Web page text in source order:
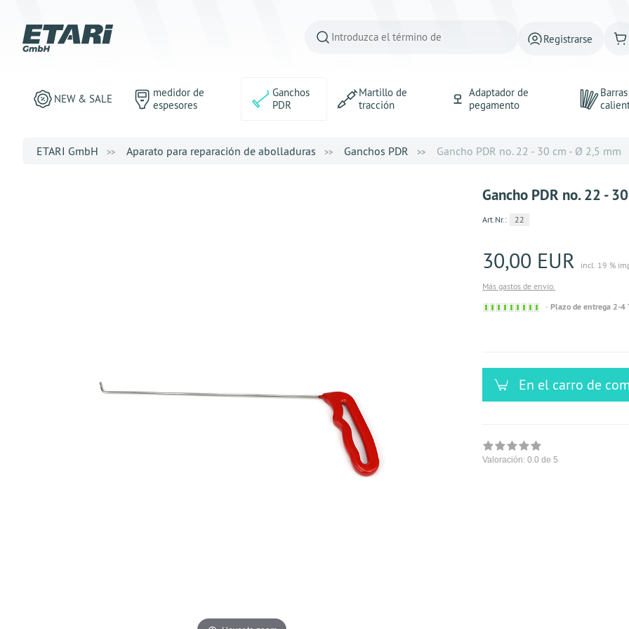
Registrarse
NEW & SALE
medidor de
espesores
Ganchos
PDR
Martillo de
tracción
Adaptador de
pegamento
ETARI GmbH Aparato para reparación de abolladuras Ganchos PDR Gancho PDR no. 22 - 30 cm - Ø 2,5 mm
Gancho PDR no. 22 -
Art.Nr.: 22
30,00 EUR
incl. 19 %
Más gastos de envío.
Sofort
Plazo de entrega 2-4
En el carro de
Valoración: 0.0 de 5